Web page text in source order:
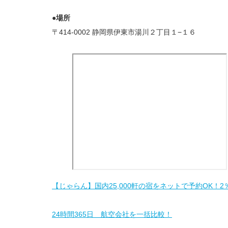
●場所
〒414-0002 静岡県伊東市湯川２丁目１−１６
【じゃらん】国内25,000軒の宿をネットで予約OK！2
24時間365日 航空会社を一括比較！